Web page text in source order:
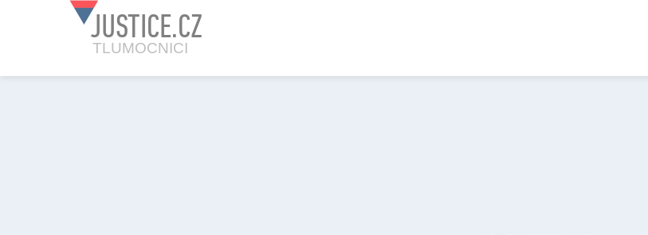
JUSTICE.CZ
TLUMOCNICI